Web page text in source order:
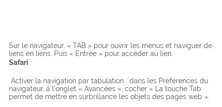
Sur le navigateur, « TAB » pour ouvrir les menus et naviguer de
liens en liens. Puis « Entrée » pour accéder au lien.
Safari :
Activer la navigation par tabulation : dans les Préférences du
navigateur, à l’onglet « Avancées », cocher « La touche Tab
permet de mettre en surbrillance les objets des pages web ».